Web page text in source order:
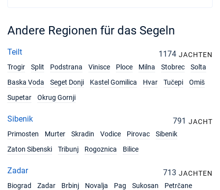
Andere Regionen für das Segeln
Teilt 1174 JACHTEN
Trogir
Split Podstrana Vinisce Ploce Milna Stobrec
Solta
Baska Voda
Seget Donji Kastel Gomilica Hvar Tučepi
Omiš
Supetar
Okrug Gornji
Sibenik 791 JACHT
Primosten
Murter Skradin Vodice Pirovac
Sibenik
Zaton Sibenski
Tribunj Rogoznica Bilice
Zadar 713 JACHTEN
Biograd
Zadar Brbinj Novalja Pag Sukosan
Petrčane